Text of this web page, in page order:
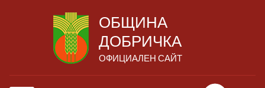
ОБЩИНА
ДОБРИЧКА
ОФИЦИАЛЕН САЙТ